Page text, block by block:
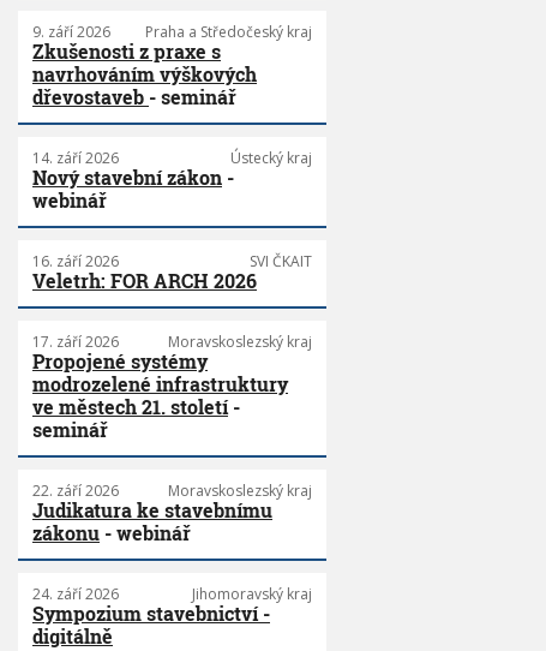
9. září 2026 Praha a Středočeský kraj
Zkušenosti z praxe s
navrhováním výškových
dřevostaveb - seminář
14. září 2026 Ústecký kraj
Nový stavební zákon -
webinář
16. září 2026 SVI ČKAIT
Veletrh: FOR ARCH 2026
17. září 2026 Moravskoslezský kraj
Propojené systémy
modrozelené infrastruktury
ve městech 21. století-
seminář
22. září 2026 Moravskoslezský kraj
Judikatura ke stavebnímu
zákonu - webinář
24. září 2026 Jihomoravský kraj
Sympozium stavebnictví -
digitálně